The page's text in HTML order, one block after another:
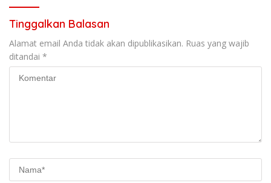
Tinggalkan Balasan
Alamat email Anda tidak akan dipublikasikan. Ruas yang wajib
ditandai *